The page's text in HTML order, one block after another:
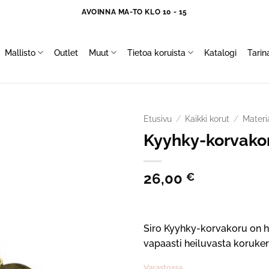
AVOINNA MA-TO KLO 10 - 15
Mallisto Outlet Muut Tietoa koruista Katalogi
Etusivu / Kaikki korut /
Kyyhky-
26,00 €
Siro Kyyhky-korvakoru on
vapaasti heiluvasta